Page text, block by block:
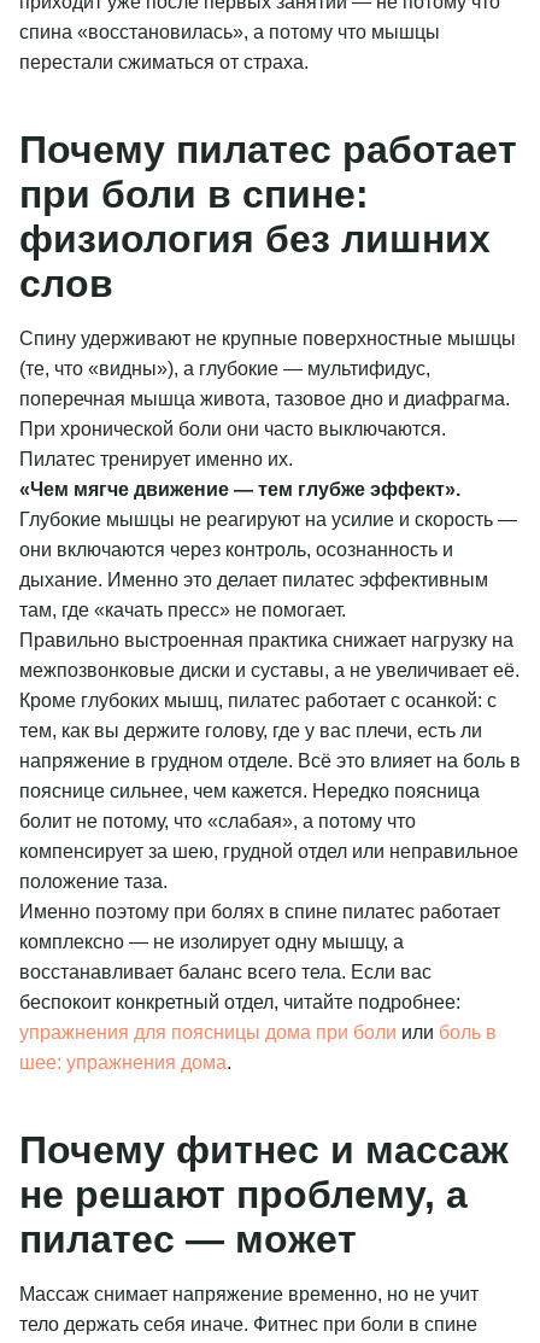
спина «восстановилась», а потому что мышцы
перестали сжиматься от страха.
Почему пилатес работает
при боли в спине:
физиология без лишних
слов
Спину удерживают не крупные поверхностные мышцы
(те, что «видны»), а глубокие — мультифидус,
поперечная мышца живота, тазовое дно и диафрагма.
При хронической боли они часто выключаются.
Пилатес тренирует именно их.
«Чем мягче движение — тем глубже эффект».
Глубокие мышцы не реагируют на усилие и скорость —
они включаются через контроль, осознанность и
дыхание. Именно это делает пилатес эффективным
там, где «качать пресс» не помогает.
Правильно выстроенная практика снижает нагрузку на
межпозвонковые диски и суставы, а не увеличивает её.
Кроме глубоких мышц, пилатес работает с осанкой: с
тем, как вы держите голову, где у вас плечи, есть ли
напряжение в грудном отделе. Всё это влияет на боль в
пояснице сильнее, чем кажется. Нередко поясница
болит не потому, что «слабая», а потому что
компенсирует за шею, грудной отдел или неправильное
положение таза.
Именно поэтому при болях в спине пилатес работает
комплексно — не изолирует одну мышцу, а
восстанавливает баланс всего тела. Если вас
беспокоит конкретный отдел, читайте подробнее:
упражнения для поясницы дома при боли или боль в
шее: упражнения дома.
Почему фитнес и массаж
не решают проблему, а
пилатес — может
Массаж снимает напряжение временно, но не учит
тело держать себя иначе. Фитнес при боли в спине